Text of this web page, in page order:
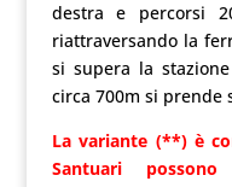
destra e percorsi
riattraversando la
si supera la
circa 700m si prende
La variante (**) è
Santuari